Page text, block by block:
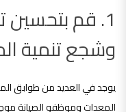
1. قم بتحسين
وشجع تنمية
يوجد في العديد من طوابق
المعدات وموظفو الصيانة